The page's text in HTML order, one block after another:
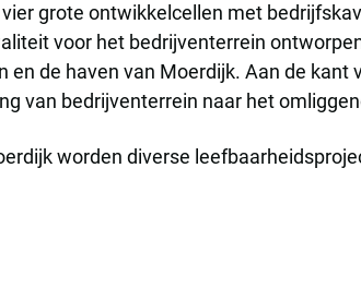
grote ontwikkelcellen met
voor het bedrijventerrein
de haven van Moerdijk. Aan de
van bedrijventerrein naar het
worden diverse